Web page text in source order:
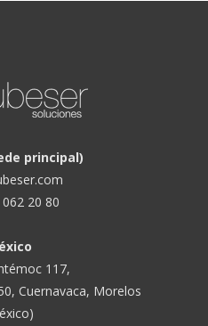
principal)
20 80
117,
Cuernavaca, Morelos